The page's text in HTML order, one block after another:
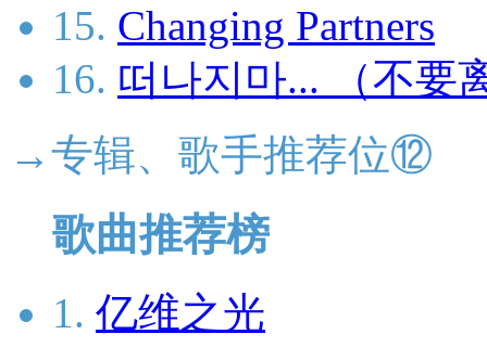
15. Changing Partners
16. 떠나지마... （不要
→专辑、歌手推荐位⑫
歌曲推荐榜
1. 亿维之光